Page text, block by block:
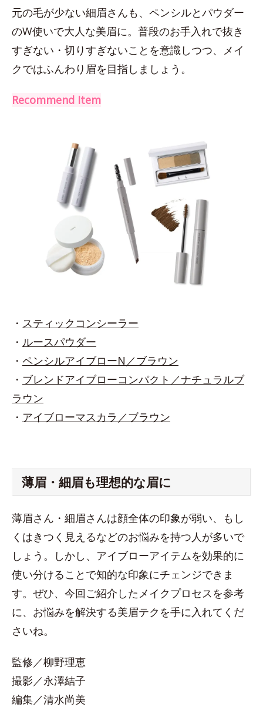
元の毛が少ない細眉さんも、ペンシルとパウダー
のW使いで大人な美眉に。普段のお手入れで抜き
すぎない・切りすぎないことを意識しつつ、メイ
クではふんわり眉を目指しましょう。
Recommend Item
・ スティックコンシーラー
・ ルースパウダー
・ ペンシルアイブローN／ブラウン
・ ブレンドアイブローコンパクト／ナチュラルブ
ラウン
・ アイブローマスカラ／ブラウン
薄眉・細眉も理想的な眉に
薄眉さん・細眉さんは顔全体の印象が弱い、もし
くはきつく見えるなどのお悩みを持つ人が多いで
しょう。しかし、アイブローアイテムを効果的に
使い分けることで知的な印象にチェンジできま
す。ぜひ、今回ご紹介したメイクプロセスを参考
に、お悩みを解決する美眉テクを手に入れてくだ
さいね。
監修／柳野理恵
撮影／永澤結子
編集／清水尚美